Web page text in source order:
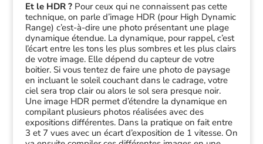
Et le HDR ?Pour ceux qui ne connaissent pas cette
technique, on parle d’image HDR (pour High Dynamic
Range) c’est-à-dire une photo présentant une plage
dynamique étendue. La dynamique, pour rappel, c’est
l’écart entre les tons les plus sombres et les plus clairs
de votre image. Elle dépend du capteur de votre
boitier. Si vous tentez de faire une photo de paysage
en incluant le soleil couchant dans le cadrage, votre
ciel sera trop clair ou alors le sol sera presque noir.
Une image HDR permet d’étendre la dynamique en
compilant plusieurs photos réalisées avec des
expositions différentes. Dans la pratique on fait entre
3 et 7 vues avec un écart d’exposition de 1 vitesse. On